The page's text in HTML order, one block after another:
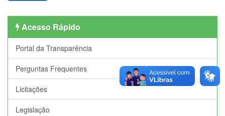
Acesso Rápido
Portal da Transparência
Perguntas Frequentes
Licitações
Legislação